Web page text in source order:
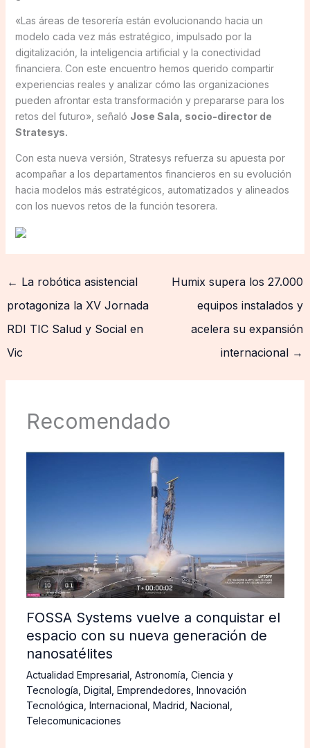
«Las áreas de tesorería están evolucionando hacia un
modelo cada vez más estratégico, impulsado por la
digitalización, la inteligencia artificial y la conectividad
financiera. Con este encuentro hemos querido compartir
experiencias reales y analizar cómo las organizaciones
pueden afrontar esta transformación y prepararse para los
retos del futuro», señaló Jose Sala, socio-director de
Stratesys.
Con esta nueva versión, Stratesys refuerza su apuesta por
acompañar a los departamentos financieros en su evolución
hacia modelos más estratégicos, automatizados y alineados
con los nuevos retos de la función tesorera.
← La robótica asistencial
protagoniza la XV Jornada
RDI TIC Salud y Social en
Vic
Humix supera los 27.000
equipos instalados y
acelera su expansión
internacional →
Recomendado
FOSSA Systems vuelve a conquistar el
espacio con su nueva generación de
nanosatélites
Actualidad Empresarial Astronomía Ciencia y
Tecnología Digital Emprendedores Innovación
Tecnológica Internacional Madrid Nacional
Telecomunicaciones